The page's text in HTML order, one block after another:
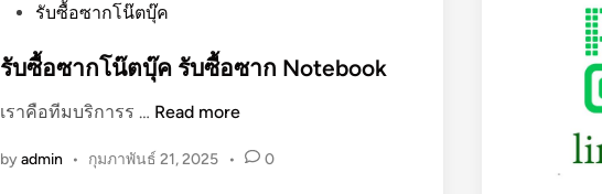
t
d
n
รับซื้อซากโน๊ตบุ๊ค
รับซื้อซากโน๊ตบุ๊ค รับซื้อซาก Notebook
เราคือทีมบริการร … รั
ซื้
Read more
byadmin • กุมภาพันธ์ 21, 2025 • 0